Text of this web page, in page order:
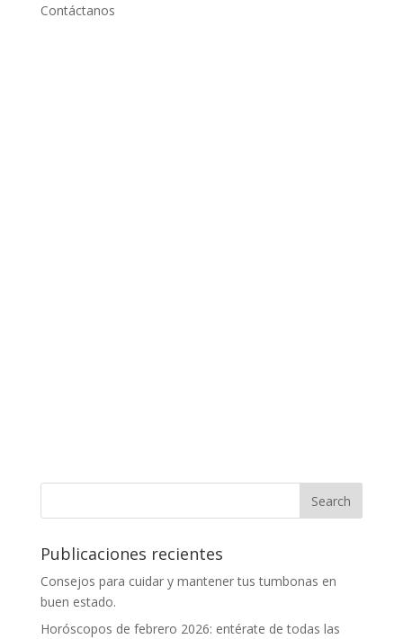
Contáctanos
Publicaciones recientes
Consejos para cuidar y mantener tus tumbonas en
buen estado.
Horóscopos de febrero 2026: entérate de todas las